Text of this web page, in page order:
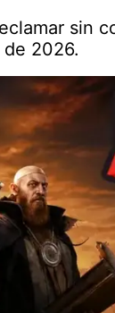
sin
2026.